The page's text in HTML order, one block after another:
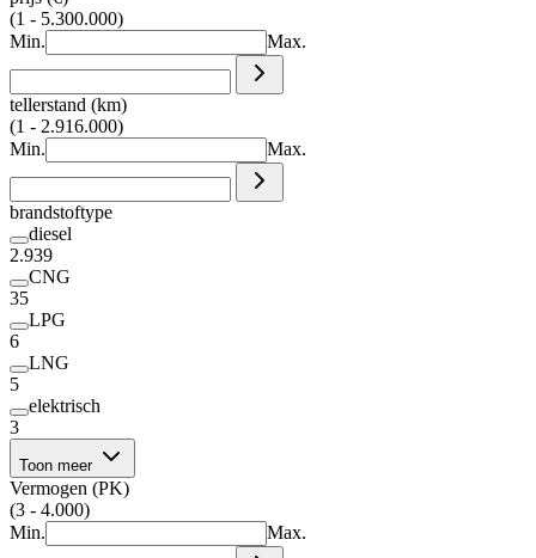
(1 - 5.300.000)
Min.
Max.
tellerstand (km)
(1 - 2.916.000)
Min.
Max.
brandstoftype
diesel
2.939
CNG
35
LPG
6
LNG
5
elektrisch
3
Toon meer
Vermogen (PK)
(3 - 4.000)
Min.
Max.